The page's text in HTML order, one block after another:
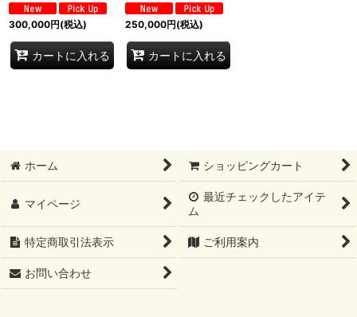
300,000円(税込)
カートに入れる
250,000円(税込)
カートに入れる
ホーム ショッピングカート
マイページ
最近チェックしたアイテ
ム
特定商取引法表示 ご利用案内
お問い合わせ